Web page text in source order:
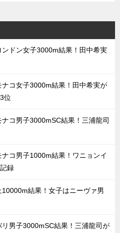
ドン女子3000m結果！田中希実
コ女子3000m結果！田中希実が
位
コ男子3000mSC結果！三浦龍司
コ男子1000m結果！ワニョンイ
録
結果！女子はニーヴァ男
男子3000mSC結果！三浦龍司が